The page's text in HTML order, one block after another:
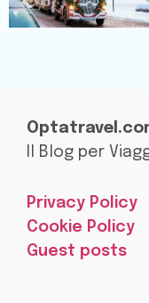
Il Blog per
Privacy Policy
Cookie Policy
Guest posts